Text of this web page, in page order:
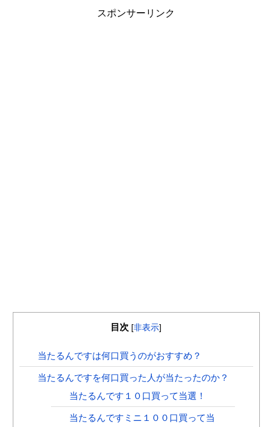
スポンサーリンク
目次 [非表示]
当たるんですは何口買うのがおすすめ？
当たるんですを何口買った人が当たったのか？
当たるんです１０口買って当選！
当たるんですミニ１００口買って当